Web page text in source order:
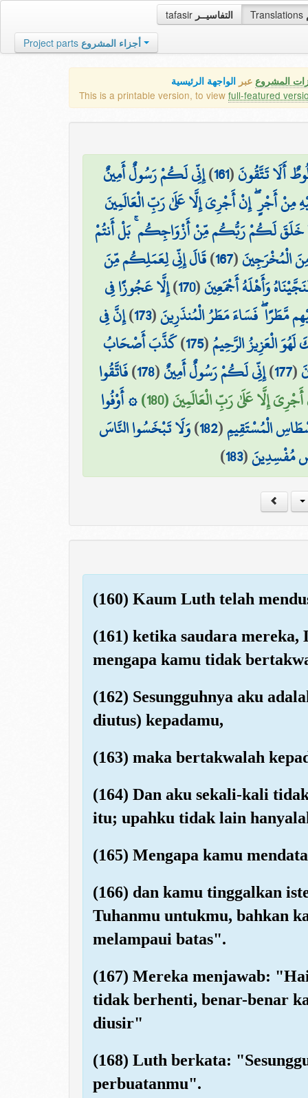
tafasir التفاسيــر Translations
Project parts أجزاء المشروع
المشروع عبر الواجهة الرئيسية
This is a printable version, to view full-featured
أَلَا تَتَّقُونَ(
161
)إِنِّي لَكُمْ رَسُولٌ أَمِينٌ
مِنْ أَجْرٍ ۖ إِنْ أَجْرِيَ إِلَّا عَلَىٰ رَبِّ الْعَالَمِينَ
خَلَقَ لَكُمْ رَبُّكُم مِّنْ أَزْوَاجِكُم ۚ بَلْ أَنتُمْ
الْمُخْرَجِينَ(
167
)قَالَ إِنِّي لِعَمَلِكُم مِّنَ
وَأَهْلَهُ أَجْمَعِينَ(
170
)إِلَّا عَجُوزًا فِي
مَّطَرًا ۖ فَسَاءَ مَطَرُ الْمُنذَرِينَ(
173
)إِنَّ فِي
الْعَزِيزُ الرَّحِيمُ(
175
)كَذَّبَ أَصْحَابُ
(
177
)إِنِّي لَكُمْ رَسُولٌ أَمِينٌ(
178
)فَاتَّقُوا
إِلَّا عَلَىٰ رَبِّ الْعَالَمِينَ (180)
۞ أَوْفُوا
الْمُسْتَقِيمِ(
182
)وَلَا تَبْخَسُوا النَّاسَ
مُفْسِدِينَ(
183
)
(160) Kaum Luth telah
(161) ketika saudara
mengapa kamu tidak
(162) Sesungguhnya aku
diutus) kepadamu,
(163) maka bertakwalah
(164) Dan aku sekali-kali
itu; upahku tidak lain
(165) Mengapa kamu
(166) dan kamu tinggalkan
Tuhanmu untukmu, bahkan
melampaui batas".
(167) Mereka menjawab:
tidak berhenti, benar-benar
diusir"
(168) Luth berkata:
perbuatanmu".